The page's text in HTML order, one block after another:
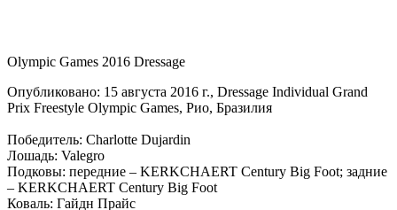
Olympic Games 2016 Dressage
Опубликовано: 15 августа 2016 г., Dressage Individual Grand
Prix Freestyle Olympic Games, Рио, Бразилия
Победитель: Charlotte Dujardin
Лошадь: Valegro
Подковы: передние – KERKCHAERT Century Big Foot; задние
– KERKCHAERT Century Big Foot
Коваль: Гайдн Прайс